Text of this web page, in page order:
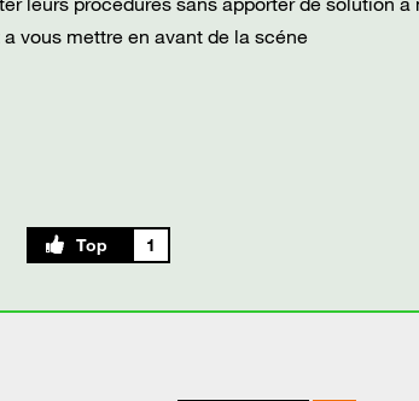
vous mettre en avant de la scéne
1